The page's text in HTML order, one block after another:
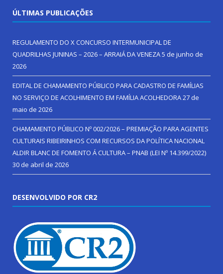
ÚLTIMAS PUBLICAÇÕES
REGULAMENTO DO X CONCURSO INTERMUNICIPAL DE
QUADRILHAS JUNINAS – 2026 – ARRAIÁ DA VENEZA5 de junho de
2026
EDITAL DE CHAMAMENTO PÚBLICO PARA CADASTRO DE FAMÍLIAS
NO SERVIÇO DE ACOLHIMENTO EM FAMÍLIA ACOLHEDORA27 de
maio de 2026
CHAMAMENTO PÚBLICO Nº 002/2026 – PREMIAÇÃO PARA AGENTES
CULTURAIS RIBEIRINHOS COM RECURSOS DA POLÍTICA NACIONAL
ALDIR BLANC DE FOMENTO Á CULTURA – PNAB (LEI Nº 14.399/2022)
30 de abril de 2026
DESENVOLVIDO POR CR2